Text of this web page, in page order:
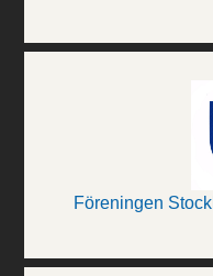
Föreningen